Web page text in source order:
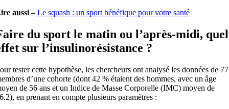
aussi– Le squash : un sport bénéfique pour votre santé
du sport le matin ou l’après-midi, quel
sur l’insulinorésistance ?
tester cette hypothèse, les chercheurs ont analysé les données de
d’une cohorte (dont 42 % étaient des hommes, avec un âge
de 56 ans et un Indice de Masse Corporelle (IMC) moyen de
en prenant en compte plusieurs paramètres :